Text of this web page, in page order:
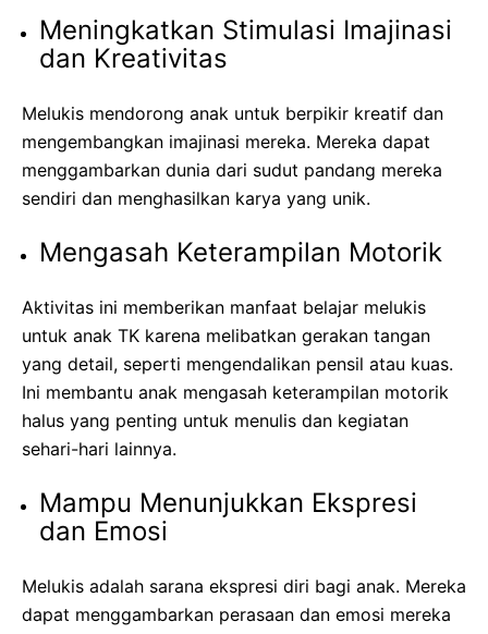
Meningkatkan Stimulasi Imajinasi
dan Kreativitas
Melukis mendorong anak untuk berpikir kreatif dan
mengembangkan imajinasi mereka. Mereka dapat
menggambarkan dunia dari sudut pandang mereka
sendiri dan menghasilkan karya yang unik.
Mengasah Keterampilan Motorik
Aktivitas ini memberikan manfaat belajar melukis
untuk anak TK karena melibatkan gerakan tangan
yang detail, seperti mengendalikan pensil atau kuas.
Ini membantu anak mengasah keterampilan motorik
halus yang penting untuk menulis dan kegiatan
sehari-hari lainnya.
Mampu Menunjukkan Ekspresi
dan Emosi
Melukis adalah sarana ekspresi diri bagi anak. Mereka
dapat menggambarkan perasaan dan emosi mereka